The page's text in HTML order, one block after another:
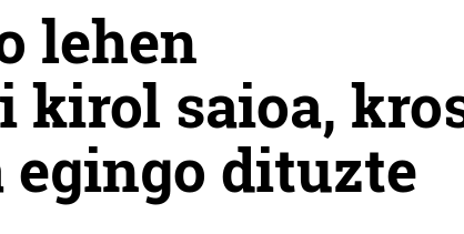
lehen
kirol saioa,
egingo dituzte